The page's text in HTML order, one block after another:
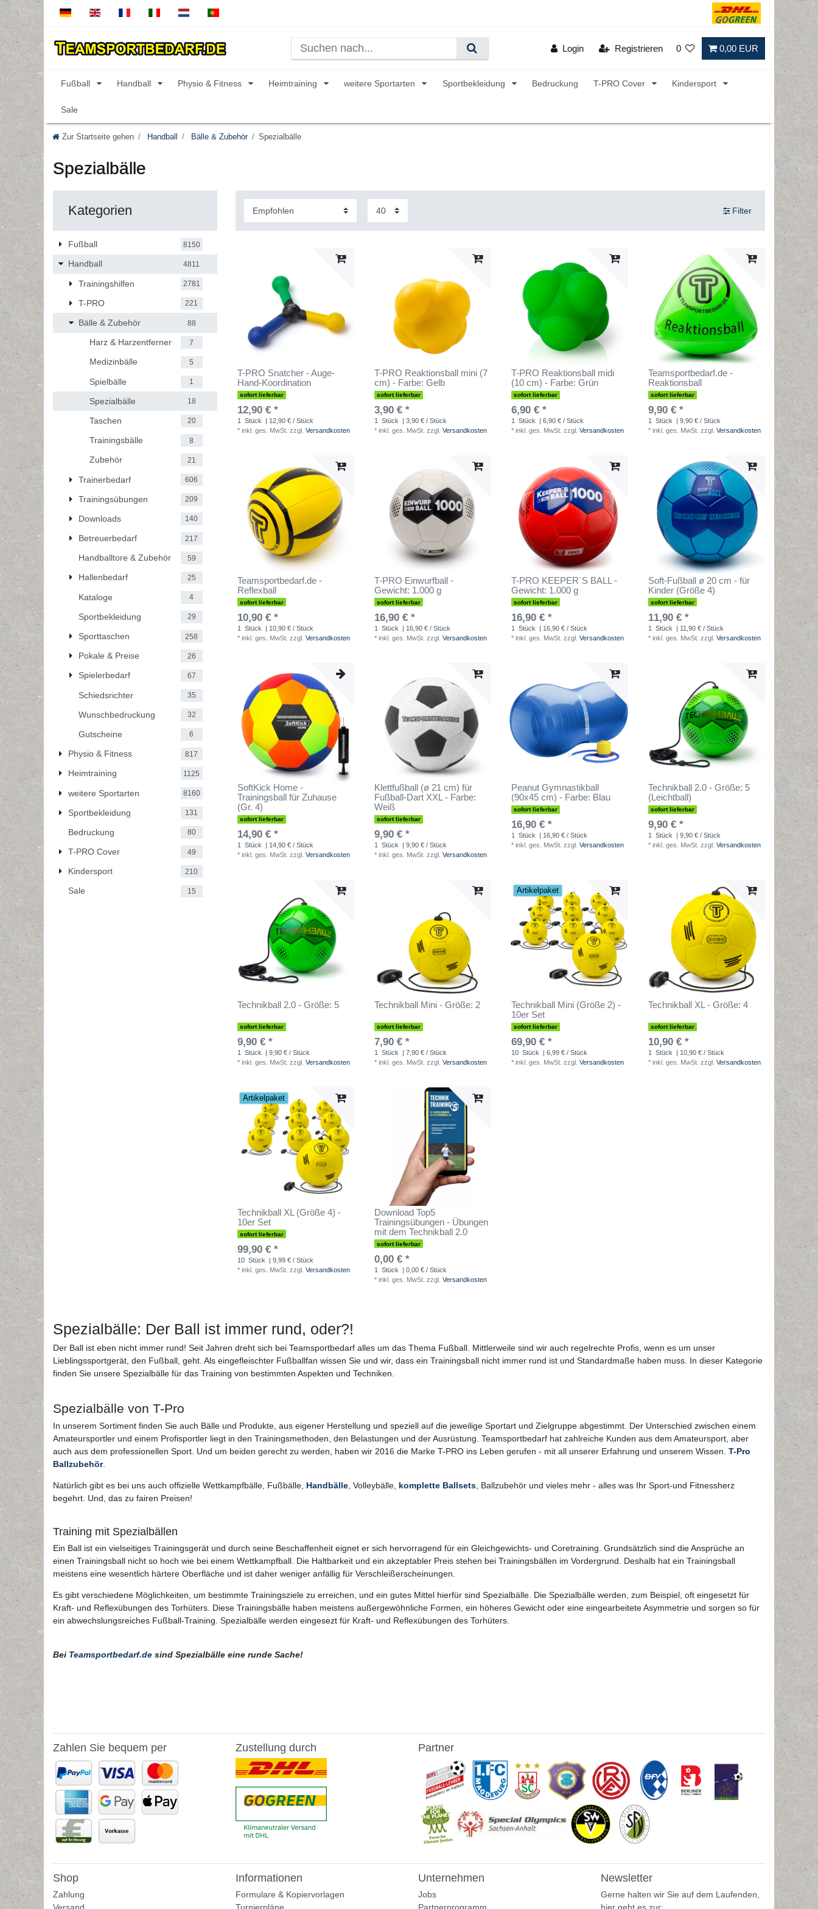
Login Registrieren 0 0,00 EUR
Fußball Handball Physio & Fitness Heimtraining weitere Sportarten Sportbekleidung Bedruckung T-PRO Cover Kindersport
Sale
Zur Startseite gehen Handball Bälle & Zubehör Spezialbälle
Spezialbälle
Kategorien
Fußball 8150
Handball 4811
Trainingshilfen 2781
T-PRO 221
Bälle & Zubehör 88
Harz & Harzentferner 7
Medizinbälle 5
Spielbälle 1
Spezialbälle 18
Taschen 20
Trainingsbälle 8
Zubehör 21
Trainerbedarf 606
Trainingsübungen 209
Downloads 140
Betreuerbedarf 217
Handballtore & Zubehör 59
Hallenbedarf 25
Kataloge 4
Sportbekleidung 29
Sporttaschen 258
Pokale & Preise 26
Spielerbedarf 67
Schiedsrichter 35
Wunschbedruckung 32
Gutscheine 6
Physio & Fitness 817
Heimtraining 1125
weitere Sportarten 8160
Sportbekleidung 131
Bedruckung 80
T-PRO Cover 49
Kindersport 210
Sale 15
Filter
T-PRO Snatcher - Auge-
Hand-Koordination
sofort lieferbar
12,90 € *
1 Stück
| 12,90 € / Stück
* inkl. ges. MwSt. zzgl. Versandkosten
T-PRO Reaktionsball mini (7
cm) - Farbe: Gelb
sofort lieferbar
3,90 € *
1 Stück
| 3,90 € / Stück
* inkl. ges. MwSt. zzgl. Versandkosten
T-PRO Reaktionsball midi
(10 cm) - Farbe: Grün
sofort lieferbar
6,90 € *
1 Stück
| 6,90 € / Stück
* inkl. ges. MwSt. zzgl. Versandkosten
Teamsportbedarf.de -
Reaktionsball
sofort lieferbar
9,90 € *
1 Stück
| 9,90 € / Stück
* inkl. ges. MwSt. zzgl. Versandkosten
Teamsportbedarf.de -
Reflexball
sofort lieferbar
10,90 € *
1 Stück
| 10,90 € / Stück
* inkl. ges. MwSt. zzgl. Versandkosten
T-PRO Einwurfball -
Gewicht: 1.000 g
sofort lieferbar
16,90 € *
1 Stück
| 16,90 € / Stück
* inkl. ges. MwSt. zzgl. Versandkosten
T-PRO KEEPER´S BALL -
Gewicht: 1.000 g
sofort lieferbar
16,90 € *
1 Stück
| 16,90 € / Stück
* inkl. ges. MwSt. zzgl. Versandkosten
Soft-Fußball ø 20 cm - für
Kinder (Größe 4)
sofort lieferbar
11,90 € *
1 Stück
| 11,90 € / Stück
* inkl. ges. MwSt. zzgl. Versandkosten
SoftKick Home -
Trainingsball für Zuhause
(Gr. 4)
sofort lieferbar
14,90 € *
1 Stück
| 14,90 € / Stück
* inkl. ges. MwSt. zzgl. Versandkosten
Klettfußball (ø 21 cm) für
Fußball-Dart XXL - Farbe:
Weiß
sofort lieferbar
9,90 € *
1 Stück
| 9,90 € / Stück
* inkl. ges. MwSt. zzgl. Versandkosten
Peanut Gymnastikball
(90x45 cm) - Farbe: Blau
sofort lieferbar
16,90 € *
1 Stück
| 16,90 € / Stück
* inkl. ges. MwSt. zzgl. Versandkosten
Technikball 2.0 - Größe: 5
(Leichtball)
sofort lieferbar
9,90 € *
1 Stück
| 9,90 € / Stück
* inkl. ges. MwSt. zzgl. Versandkosten
Technikball 2.0 - Größe: 5
sofort lieferbar
9,90 € *
1 Stück
| 9,90 € / Stück
* inkl. ges. MwSt. zzgl. Versandkosten
Technikball Mini - Größe: 2
sofort lieferbar
7,90 € *
1 Stück
| 7,90 € / Stück
* inkl. ges. MwSt. zzgl. Versandkosten
Artikelpaket
Technikball Mini (Größe 2) -
10er Set
sofort lieferbar
69,90 € *
10 Stück
| 6,99 € / Stück
* inkl. ges. MwSt. zzgl. Versandkosten
Technikball XL - Größe: 4
sofort lieferbar
10,90 € *
1 Stück
| 10,90 € / Stück
* inkl. ges. MwSt. zzgl. Versandkosten
Artikelpaket
Technikball XL (Größe 4) -
10er Set
sofort lieferbar
99,90 € *
10 Stück
| 9,99 € / Stück
* inkl. ges. MwSt. zzgl. Versandkosten
Download Top5
Trainingsübungen - Übungen
mit dem Technikball 2.0
sofort lieferbar
0,00 € *
1 Stück
| 0,00 € / Stück
* inkl. ges. MwSt. zzgl. Versandkosten
Spezialbälle: Der Ball ist immer rund, oder?!
Der Ball ist eben nicht immer rund! Seit Jahren dreht sich bei Teamsportbedarf alles um das Thema Fußball. Mittlerweile sind wir auch regelrechte Profis, wenn es um unser
Lieblingssportgerät, den Fußball, geht. Als eingefleischter Fußballfan wissen Sie und wir, dass ein Trainingsball nicht immer rund ist und Standardmaße haben muss. In dieser Kategorie
finden Sie unsere Spezialbälle für das Training von bestimmten Aspekten und Techniken.
Spezialbälle von T-Pro
In unserem Sortiment finden Sie auch Bälle und Produkte, aus eigener Herstellung und speziell auf die jeweilige Sportart und Zielgruppe abgestimmt. Der Unterschied zwischen einem
Amateursportler und einem Profisportler liegt in den Trainingsmethoden, den Belastungen und der Ausrüstung. Teamsportbedarf hat zahlreiche Kunden aus dem Amateursport, aber
auch aus dem professionellen Sport. Und um beiden gerecht zu werden, haben wir 2016 die Marke T-PRO ins Leben gerufen - mit all unserer Erfahrung und unserem Wissen. T-Pro
Ballzubehör.
Natürlich gibt es bei uns auch offizielle Wettkampfbälle, Fußbälle, Handbälle, Volleybälle, komplette Ballsets, Ballzubehör und vieles mehr - alles was Ihr Sport-und Fitnessherz
begehrt. Und, das zu fairen Preisen!
Training mit Spezialbällen
Ein Ball ist ein vielseitiges Trainingsgerät und durch seine Beschaffenheit eignet er sich hervorragend für ein Gleichgewichts- und Coretraining. Grundsätzlich sind die Ansprüche an
einen Trainingsball nicht so hoch wie bei einem Wettkampfball. Die Haltbarkeit und ein akzeptabler Preis stehen bei Trainingsbällen im Vordergrund. Deshalb hat ein Trainingsball
meistens eine wesentlich härtere Oberfläche und ist daher weniger anfällig für Verschleißerscheinungen.
Es gibt verschiedene Möglichkeiten, um bestimmte Trainingsziele zu erreichen, und ein gutes Mittel hierfür sind Spezialbälle. Die Spezialbälle werden, zum Beispiel, oft eingesetzt für
Kraft- und Reflexübungen des Torhüters. Diese Trainingsbälle haben meistens außergewöhnliche Formen, ein höheres Gewicht oder eine eingearbeitete Asymmetrie und sorgen so für
ein abwechslungsreiches Fußball-Training. Spezialbälle werden eingesezt für Kraft- und Reflexübungen des Torhüters.
Bei Teamsportbedarf.de sind Spezialbälle eine runde Sache!
Zahlen Sie bequem per Zustellung durch Partner
Shop
Zahlung
Informationen
Formulare & Kopiervorlagen
Unternehmen
Jobs
Newsletter
Gerne halten wir Sie auf dem Laufenden,